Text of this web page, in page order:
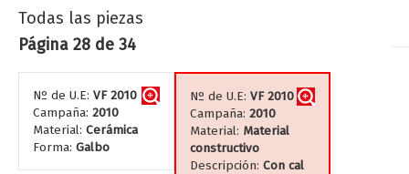
Todas las piezas
Página 28 de 34
Nº de U.E: VF 2010
Campaña: 2010
Material: Cerámica
Forma: Galbo
Nº de U.E: VF 2010
Campaña: 2010
Material: Material
constructivo
Descripción: Con cal